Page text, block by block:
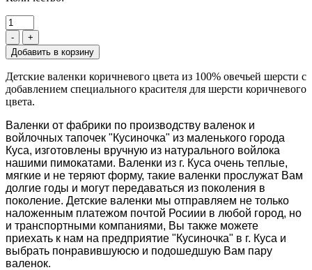
- +
Детские валенки коричневого цвета из 100% овечьей шерсти с
добавлением специального красителя для шерсти коричневого
цвета.
Валенки от фабрики по производству валенок и
войлочных тапочек "Кусиночка" из маленького города
Куса, изготовлены вручную из натурального войлока
нашими пимокатами. Валенки из г. Куса очень теплые,
мягкие и не теряют форму, такие валенки прослужат Вам
долгие годы и могут передаваться из поколения в
поколение. Детские валенки мы отправляем не только
наложенным платежом почтой Росиии в любой город, но
и транспортными компаниями, Вы также можете
приехать к нам на предприятие "Кусиночка" в г. Куса и
выбрать понравившуюсю и подошедшую Вам пару
валенок.